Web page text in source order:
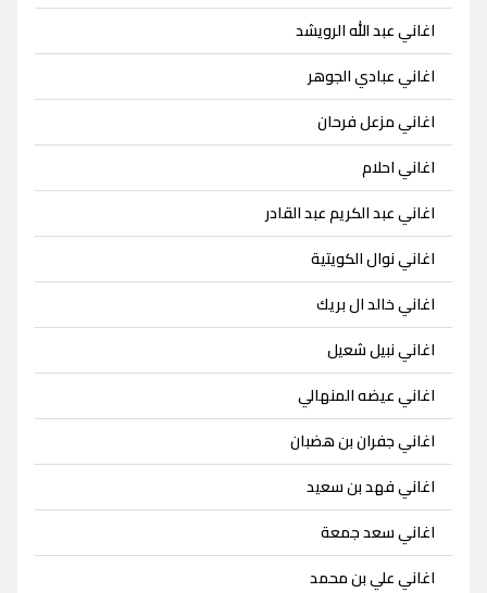
اغاني عبد الله الرويشد
اغاني عبادي الجوهر
اغاني مزعل فرحان
اغاني احلام
اغاني عبد الكريم عبد القادر
اغاني نوال الكويتية
اغاني خالد ال بريك
اغاني نبيل شعيل
اغاني عيضه المنهالي
اغاني جفران بن هضبان
اغاني فهد بن سعيد
اغاني سعد جمعة
اغاني علي بن محمد